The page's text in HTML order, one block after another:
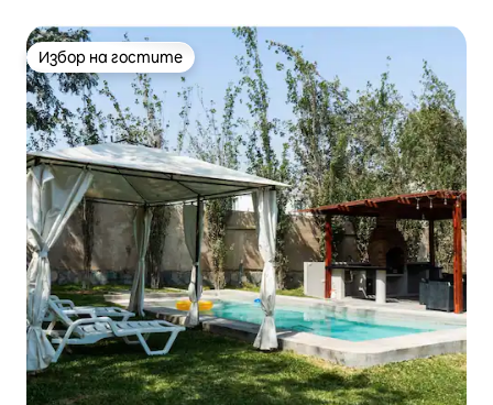
Избор на гостите
Избор на гостите